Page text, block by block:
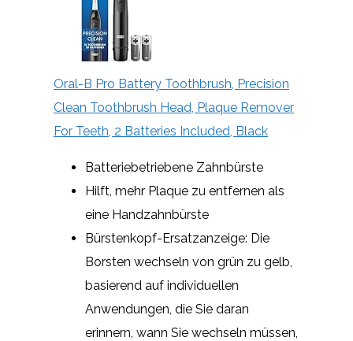
Oral-B Pro Battery Toothbrush, Precision
Clean Toothbrush Head, Plaque Remover
For Teeth, 2 Batteries Included, Black
Batteriebetriebene Zahnbürste
Hilft, mehr Plaque zu entfernen als
eine Handzahnbürste
Bürstenkopf-Ersatzanzeige: Die
Borsten wechseln von grün zu gelb,
basierend auf individuellen
Anwendungen, die Sie daran
erinnern, wann Sie wechseln müssen,